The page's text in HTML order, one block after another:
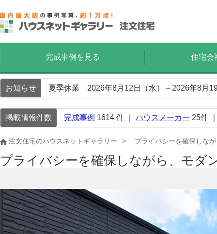
完成事例を見る 住宅会
お知らせ 夏季休業 2026年8月12日（水）～2026年8月
掲載情報件数 完成事例 1614 件 ｜ ハウスメーカー 25件
注文住宅のハウスネットギャラリー プライバシーを確保しな
プライバシーを確保しながら、モダ